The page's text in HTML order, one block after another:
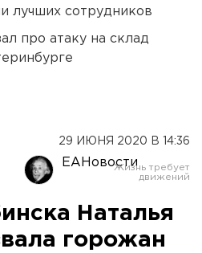
лучших сотрудников
про атаку на склад
29 ИЮНЯ 2020 В 14:36
ЕАНовости
Наталья
горожан